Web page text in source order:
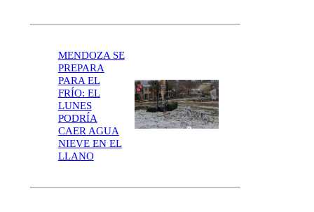
MENDOZA SE
PREPARA
PARA EL
FRÍO: EL
LUNES
PODRÍA
CAER AGUA
NIEVE EN EL
LLANO